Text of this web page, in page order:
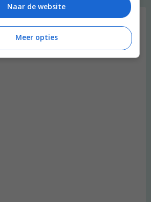
Naar de website
Meer opties